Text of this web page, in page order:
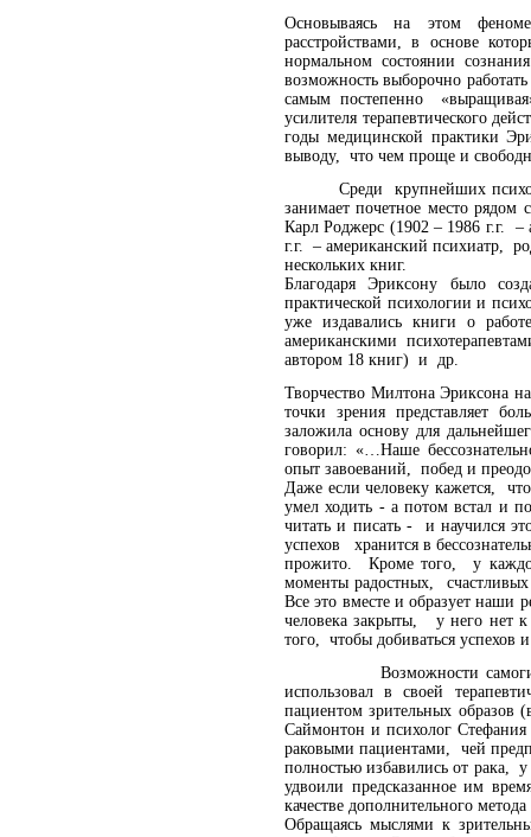
Основываясь на этом
расстройствами, в основе
нормальном состоянии
возможность выборочно
самым постепенно
усилителя терапевтического
годы медицинской практики
выводу, что чем проще и
Среди крупнейших
занимает почетное место
Карл Роджерс (1902 – 1986 г.г.
г.г. – американский психиатр,
нескольких книг.
Благодаря Эриксону было
практической психологии и
уже издавались книги о
американскими
автором 18 книг) и др.
Творчество Милтона Эриксона
точки зрения представляет
заложила основу для
говорил: «…Наше
опыт завоеваний, побед и
Даже если человеку кажется,
умел ходить - а потом встал и
читать и писать - и научился
успехов хранится в
прожито. Кроме того, у
моменты радостных,
Все это вместе и образует наши
человека закрыты, у него нет к
того, чтобы добиваться успехов
Возможности
использовал в своей
пациентом зрительных
Саймонтон и психолог Стефания
раковыми пациентами, чей
полностью избавились от рака,
удвоили предсказанное им
качестве дополнительного
Обращаясь мыслями к